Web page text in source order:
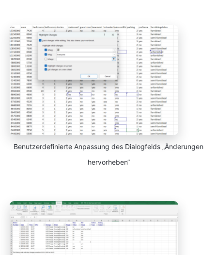
Benutzerdefinierte Anpassung des Dialogfelds „Änderungen
hervorheben“